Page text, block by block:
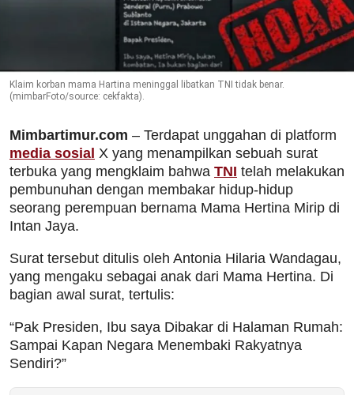
Klaim korban mama Hartina meninggal libatkan TNI tidak benar.
(mimbarFoto/source: cekfakta).
Mimbartimur.com – Terdapat unggahan di platform
media sosial X yang menampilkan sebuah surat
terbuka yang mengklaim bahwa TNI telah melakukan
pembunuhan dengan membakar hidup-hidup
seorang perempuan bernama Mama Hertina Mirip di
Intan Jaya.
Surat tersebut ditulis oleh Antonia Hilaria Wandagau,
yang mengaku sebagai anak dari Mama Hertina. Di
bagian awal surat, tertulis:
“Pak Presiden, Ibu saya Dibakar di Halaman Rumah:
Sampai Kapan Negara Menembaki Rakyatnya
Sendiri?”